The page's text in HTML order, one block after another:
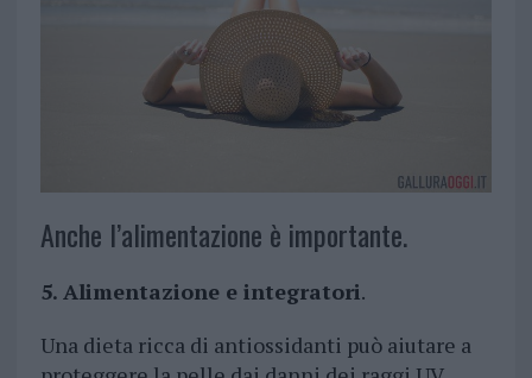
Anche l’alimentazione è importante.
5. Alimentazione e integratori.
Una dieta ricca di antiossidanti può aiutare a